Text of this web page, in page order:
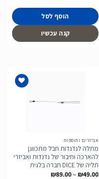
הוסף לסל
קנה עכשיו
אביזרים ותוספות
מתלה לנדנדות חבל מתכוונן
להארכה וחיבור של נדנדות ואביזרי
תליה של DICE חברה בלגית
₪49.00
–
₪89.00 טווח